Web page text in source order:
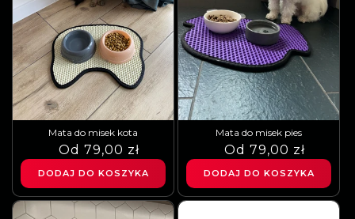
Mata do misek kota
Cena
regularna
Cena
sprzedaży
Od 79,00 zł
DODAJ DO KOSZYKA
Mata do misek pies
Cena
regularna
Cena
sprzedaży
Od 79,00 zł
DODAJ DO KOSZYKA